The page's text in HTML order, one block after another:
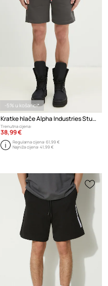
-5% u košarici*
Kratke hlače Alpha Industries Studio Edition Shorts
Trenutna cijena:
38,99 €
Regularna cijena:61,99 €
Najniža cijena:41,99 €